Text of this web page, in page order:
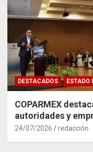
DESTACADOS ESTADO
COPARMEX
autoridades y
impacto del Tren
24/07/2026 redacción